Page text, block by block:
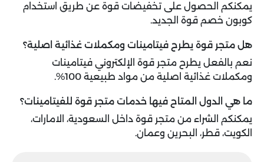
يمكنكم الحصول على تخفيضات قوة عن طريق استخدام
كوبون خصم قوة الجديد.
هل متجر قوة يطرح فيتامينات ومكملات غذائية اصلية؟
نعم بالفعل يطرح متجر قوة الإلكتروني فيتامينات
ومكملات غذائية اصلية من مواد طبيعية 100%.
ما هي الدول المتاح فيها خدمات متجر قوة للفيتامينات؟
يمكنكم الشراء من متجر قوة داخل السعودية، الامارات،
الكويت، قطر، البحرين وعمان.